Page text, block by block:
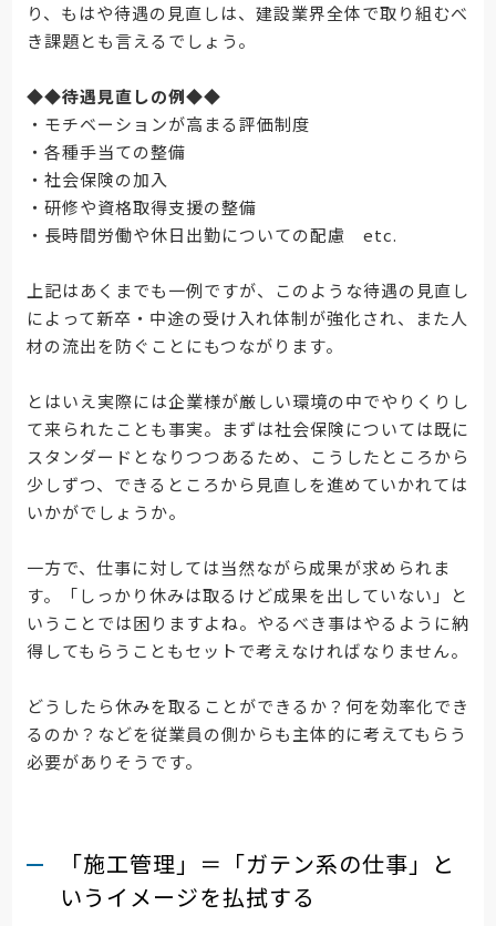
り、もはや待遇の見直しは、建設業界全体で取り組むべ
き課題とも言えるでしょう。
◆◆待遇見直しの例◆◆
・モチベーションが高まる評価制度
・各種手当ての整備
・社会保険の加入
・研修や資格取得支援の整備
・長時間労働や休日出勤についての配慮 etc.
上記はあくまでも一例ですが、このような待遇の見直し
によって新卒・中途の受け入れ体制が強化され、また人
材の流出を防ぐことにもつながります。
とはいえ実際には企業様が厳しい環境の中でやりくりし
て来られたことも事実。まずは社会保険については既に
スタンダードとなりつつあるため、こうしたところから
少しずつ、できるところから見直しを進めていかれては
いかがでしょうか。
一方で、仕事に対しては当然ながら成果が求められま
す。「しっかり休みは取るけど成果を出していない」と
いうことでは困りますよね。やるべき事はやるように納
得してもらうこともセットで考えなければなりません。
どうしたら休みを取ることができるか？何を効率化でき
るのか？などを従業員の側からも主体的に考えてもらう
必要がありそうです。
「施工管理」＝「ガテン系の仕事」と
いうイメージを払拭する